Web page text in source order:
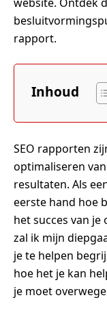
rapport.
Inhoud
SEO rapporten
optimaliseren
resultaten. Als
eerste hand hoe
het succes van
zal ik mijn
je te helpen
hoe het je kan
je moet